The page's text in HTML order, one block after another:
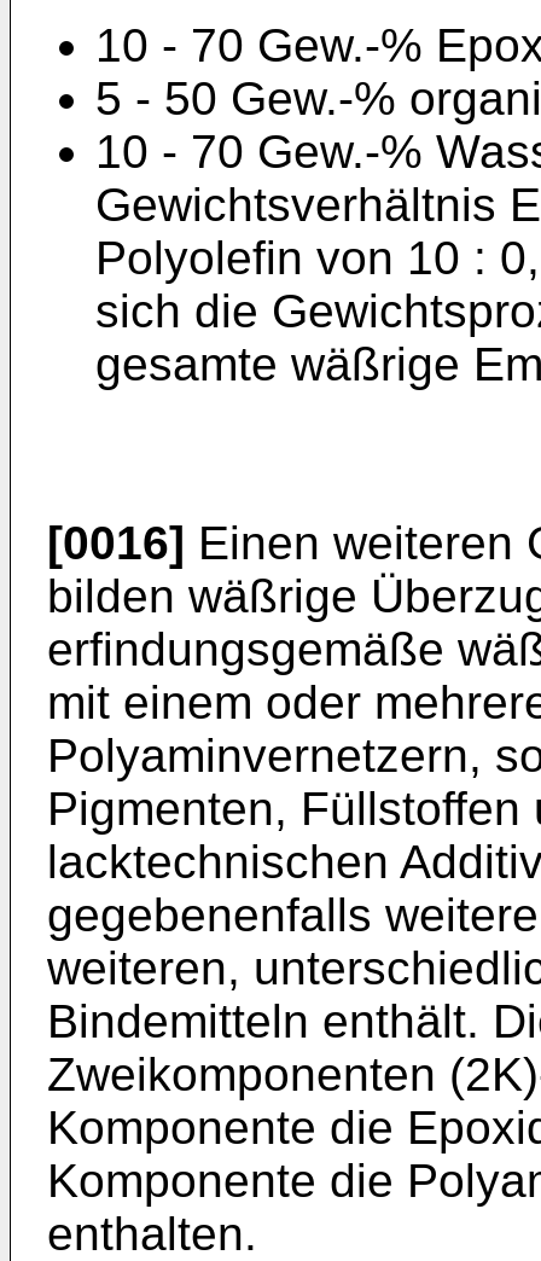
10 - 70 Gew.-%
5 - 50 Gew.-%
10 - 70 Gew.-%
Gewichtsverhältnis
Polyolefin von 10 :
sich die
gesamte wäßrige
[0016] Einen weiteren
bilden wäßrige
erfindungsgemäße
mit einem oder
Polyaminvernetzern,
Pigmenten, Füllstoffen
lacktechnischen
gegebenenfalls
weiteren,
Bindemitteln enthält.
Zweikomponenten
Komponente die
Komponente die
enthalten.